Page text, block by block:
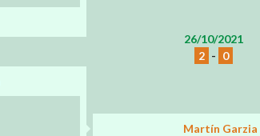
26/10/2021
2 - 0
Martín Garzia